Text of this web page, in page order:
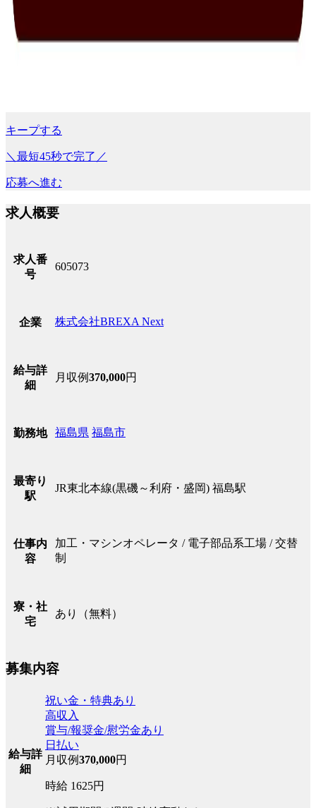
キープする
＼最短45秒で完了／
応募へ進む
求人概要
求人番
号
605073
企業 株式会社BREXA Next
給与詳
細
月収例370,000円
勤務地 福島県 福島市
最寄り
駅
JR東北本線(黒磯～利府・盛岡) 福島駅
仕事内
容
加工・マシンオペレータ / 電子部品系工場 / 交替
制
寮・社
宅
あり（無料）
募集内容
給与詳
細
祝い金・特典あり
高収入
賞与/報奨金/慰労金あり
日払い
月収例370,000円
時給 1625円